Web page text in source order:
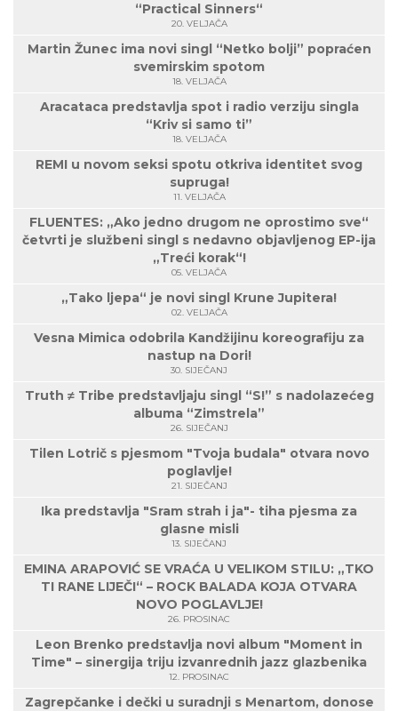
“Practical Sinners“
20. VELJAČA
Martin Žunec ima novi singl “Netko bolji” popraćen
svemirskim spotom
18. VELJAČA
Aracataca predstavlja spot i radio verziju singla
“Kriv si samo ti”
18. VELJAČA
REMI u novom seksi spotu otkriva identitet svog
supruga!
11. VELJAČA
FLUENTES: „Ako jedno drugom ne oprostimo sve“
četvrti je službeni singl s nedavno objavljenog EP-ija
„Treći korak“!
05. VELJAČA
„Tako ljepa“ je novi singl Krune Jupitera!
02. VELJAČA
Vesna Mimica odobrila Kandžijinu koreografiju za
nastup na Dori!
30. SIJEČANJ
Truth ≠ Tribe predstavljaju singl “S!” s nadolazećeg
albuma “Zimstrela”
26. SIJEČANJ
Tilen Lotrič s pjesmom "Tvoja budala" otvara novo
poglavlje!
21. SIJEČANJ
Ika predstavlja "Sram strah i ja"- tiha pjesma za
glasne misli
13. SIJEČANJ
EMINA ARAPOVIĆ SE VRAĆA U VELIKOM STILU: „TKO
TI RANE LIJEČI“ – ROCK BALADA KOJA OTVARA
NOVO POGLAVLJE!
26. PROSINAC
Leon Brenko predstavlja novi album "Moment in
Time" – sinergija triju izvanrednih jazz glazbenika
12. PROSINAC
Zagrepčanke i dečki u suradnji s Menartom, donose